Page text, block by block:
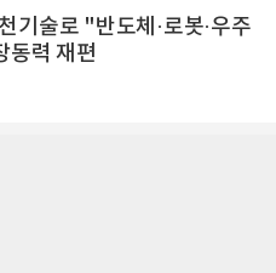
기술로 "반도체·로봇·우주
동력 재편